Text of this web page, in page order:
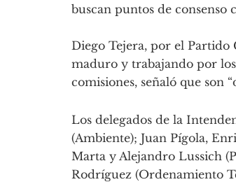
buscan puntos de consenso
Diego Tejera, por el Partido
maduro y trabajando por los
comisiones, señaló que son
Los delegados de la
(Ambiente); Juan Pígola,
Marta y Alejandro Lussich
Rodríguez (Ordenamiento